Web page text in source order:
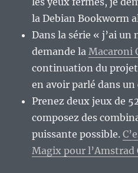
la Debian Bookworm
Dans la série « j’ai un
demande la Macaroni
continuation du projet
en avoir parlé dans
Prenez deux jeux de
composez des
puissante possible.
Magix pour l’Amstrad